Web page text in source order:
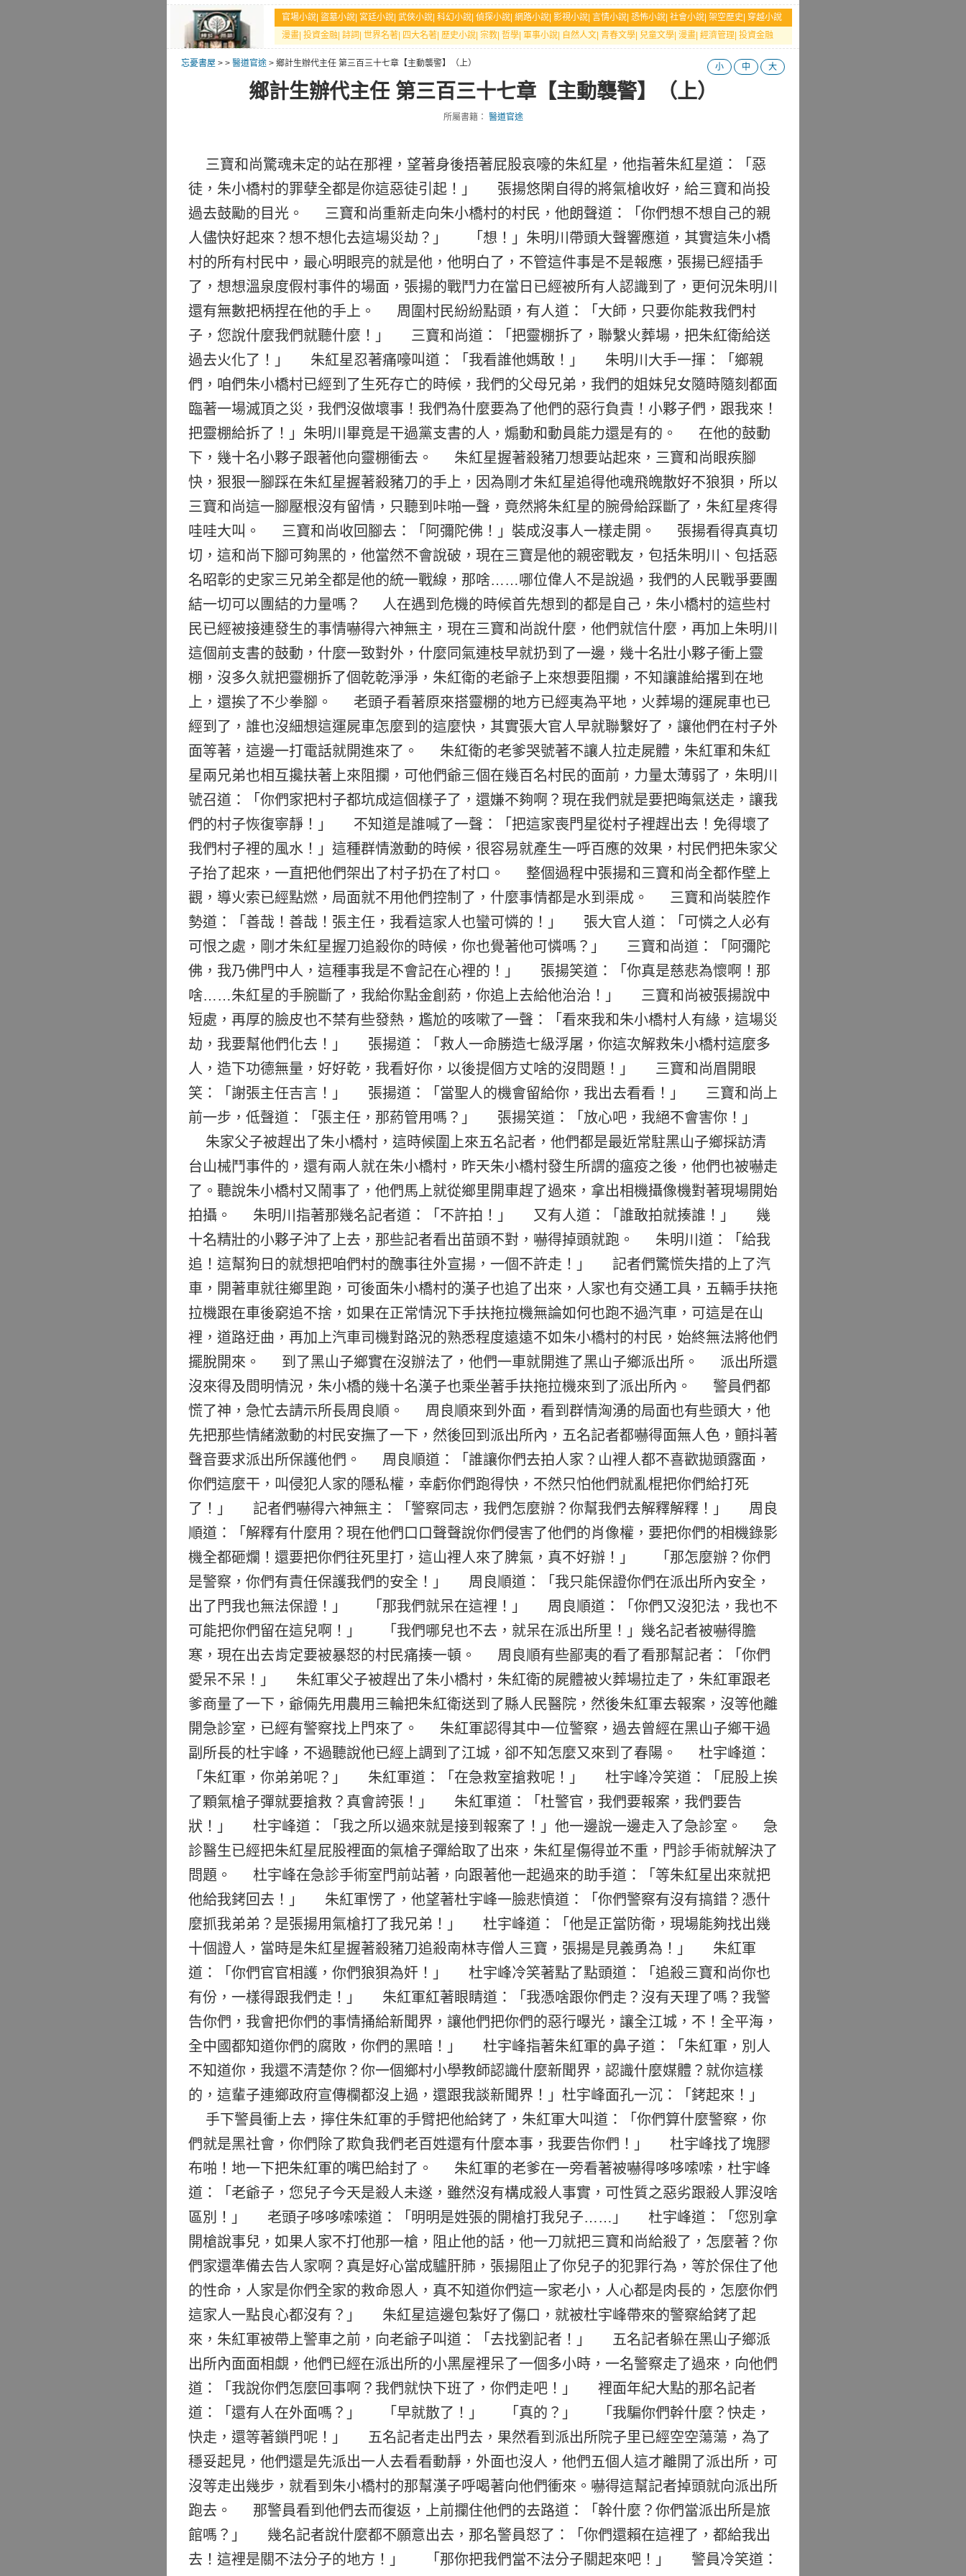
官場小說 盜墓小說 宮廷小說 武俠小說 科幻小說 偵探小說 網路小說 影視小說 言情小說 恐怖小說 社會小說 架空歷史 穿越小說
漫畫 投資金融 詩詞 世界名著 四大名著 歷史小說 宗教 哲學 軍事小說 自然人文 青春文學 兒童文學 漫畫 經濟管理 投資金融
忘憂書屋 > > 醫道官途 > 鄉計生辦代主任 第三百三十七章【主動襲警】（上） 小 中 大
鄉計生辦代主任 第三百三十七章【主動襲警】（上）
所屬書籍： 醫道官途
三寶和尚驚魂未定的站在那裡，望著身後捂著屁股哀嚎的朱紅星，他指著朱紅星道：「惡
徒，朱小橋村的罪孽全都是你這惡徒引起！」 張揚悠閑自得的將氣槍收好，給三寶和尚投
過去鼓勵的目光。 三寶和尚重新走向朱小橋村的村民，他朗聲道：「你們想不想自己的親
人儘快好起來？想不想化去這場災劫？」 「想！」朱明川帶頭大聲響應道，其實這朱小橋
村的所有村民中，最心明眼亮的就是他，他明白了，不管這件事是不是報應，張揚已經插手
了，想想溫泉度假村事件的場面，張揚的戰鬥力在當日已經被所有人認識到了，更何況朱明川
還有無數把柄捏在他的手上。 周圍村民紛紛點頭，有人道：「大師，只要你能救我們村
子，您說什麼我們就聽什麼！」 三寶和尚道：「把靈棚拆了，聯繫火葬場，把朱紅衛給送
過去火化了！」 朱紅星忍著痛嚎叫道：「我看誰他媽敢！」 朱明川大手一揮：「鄉親
們，咱們朱小橋村已經到了生死存亡的時候，我們的父母兄弟，我們的姐妹兒女隨時隨刻都面
臨著一場滅頂之災，我們沒做壞事！我們為什麼要為了他們的惡行負責！小夥子們，跟我來！
把靈棚給拆了！」朱明川畢竟是干過黨支書的人，煽動和動員能力還是有的。 在他的鼓動
下，幾十名小夥子跟著他向靈棚衝去。 朱紅星握著殺豬刀想要站起來，三寶和尚眼疾腳
快，狠狠一腳踩在朱紅星握著殺豬刀的手上，因為剛才朱紅星追得他魂飛魄散好不狼狽，所以
三寶和尚這一腳壓根沒有留情，只聽到咔啪一聲，竟然將朱紅星的腕骨給踩斷了，朱紅星疼得
哇哇大叫。 三寶和尚收回腳去：「阿彌陀佛！」裝成沒事人一樣走開。 張揚看得真真切
切，這和尚下腳可夠黑的，他當然不會說破，現在三寶是他的親密戰友，包括朱明川、包括惡
名昭彰的史家三兄弟全都是他的統一戰線，那啥……哪位偉人不是說過，我們的人民戰爭要團
結一切可以團結的力量嗎？ 人在遇到危機的時候首先想到的都是自己，朱小橋村的這些村
民已經被接連發生的事情嚇得六神無主，現在三寶和尚說什麼，他們就信什麼，再加上朱明川
這個前支書的鼓動，什麼一致對外，什麼同氣連枝早就扔到了一邊，幾十名壯小夥子衝上靈
棚，沒多久就把靈棚拆了個乾乾淨淨，朱紅衛的老爺子上來想要阻攔，不知讓誰給撂到在地
上，還挨了不少拳腳。 老頭子看著原來搭靈棚的地方已經夷為平地，火葬場的運屍車也已
經到了，誰也沒細想這運屍車怎麼到的這麼快，其實張大官人早就聯繫好了，讓他們在村子外
面等著，這邊一打電話就開進來了。 朱紅衛的老爹哭號著不讓人拉走屍體，朱紅軍和朱紅
星兩兄弟也相互攙扶著上來阻攔，可他們爺三個在幾百名村民的面前，力量太薄弱了，朱明川
號召道：「你們家把村子都坑成這個樣子了，還嫌不夠啊？現在我們就是要把晦氣送走，讓我
們的村子恢復寧靜！」 不知道是誰喊了一聲：「把這家喪門星從村子裡趕出去！免得壞了
我們村子裡的風水！」這種群情激動的時候，很容易就產生一呼百應的效果，村民們把朱家父
子抬了起來，一直把他們架出了村子扔在了村口。 整個過程中張揚和三寶和尚全都作壁上
觀，導火索已經點燃，局面就不用他們控制了，什麼事情都是水到渠成。 三寶和尚裝腔作
勢道：「善哉！善哉！張主任，我看這家人也蠻可憐的！」 張大官人道：「可憐之人必有
可恨之處，剛才朱紅星握刀追殺你的時候，你也覺著他可憐嗎？」 三寶和尚道：「阿彌陀
佛，我乃佛門中人，這種事我是不會記在心裡的！」 張揚笑道：「你真是慈悲為懷啊！那
啥……朱紅星的手腕斷了，我給你點金創葯，你追上去給他治治！」 三寶和尚被張揚說中
短處，再厚的臉皮也不禁有些發熱，尷尬的咳嗽了一聲：「看來我和朱小橋村人有緣，這場災
劫，我要幫他們化去！」 張揚道：「救人一命勝造七級浮屠，你這次解救朱小橋村這麼多
人，造下功德無量，好好乾，我看好你，以後提個方丈啥的沒問題！」 三寶和尚眉開眼
笑：「謝張主任吉言！」 張揚道：「當聖人的機會留給你，我出去看看！」 三寶和尚上
前一步，低聲道：「張主任，那葯管用嗎？」 張揚笑道：「放心吧，我絕不會害你！」
朱家父子被趕出了朱小橋村，這時候圍上來五名記者，他們都是最近常駐黑山子鄉採訪清
台山械鬥事件的，還有兩人就在朱小橋村，昨天朱小橋村發生所謂的瘟疫之後，他們也被嚇走
了。聽說朱小橋村又鬧事了，他們馬上就從鄉里開車趕了過來，拿出相機攝像機對著現場開始
拍攝。 朱明川指著那幾名記者道：「不許拍！」 又有人道：「誰敢拍就揍誰！」 幾
十名精壯的小夥子沖了上去，那些記者看出苗頭不對，嚇得掉頭就跑。 朱明川道：「給我
追！這幫狗日的就想把咱們村的醜事往外宣揚，一個不許走！」 記者們驚慌失措的上了汽
車，開著車就往鄉里跑，可後面朱小橋村的漢子也追了出來，人家也有交通工具，五輛手扶拖
拉機跟在車後窮追不捨，如果在正常情況下手扶拖拉機無論如何也跑不過汽車，可這是在山
裡，道路迂曲，再加上汽車司機對路況的熟悉程度遠遠不如朱小橋村的村民，始終無法將他們
擺脫開來。 到了黑山子鄉實在沒辦法了，他們一車就開進了黑山子鄉派出所。 派出所還
沒來得及問明情況，朱小橋的幾十名漢子也乘坐著手扶拖拉機來到了派出所內。 警員們都
慌了神，急忙去請示所長周良順。 周良順來到外面，看到群情洶湧的局面也有些頭大，他
先把那些情緒激動的村民安撫了一下，然後回到派出所內，五名記者都嚇得面無人色，顫抖著
聲音要求派出所保護他們。 周良順道：「誰讓你們去拍人家？山裡人都不喜歡拋頭露面，
你們這麼干，叫侵犯人家的隱私權，幸虧你們跑得快，不然只怕他們就亂棍把你們給打死
了！」 記者們嚇得六神無主：「警察同志，我們怎麼辦？你幫我們去解釋解釋！」 周良
順道：「解釋有什麼用？現在他們口口聲聲說你們侵害了他們的肖像權，要把你們的相機錄影
機全都砸爛！還要把你們往死里打，這山裡人來了脾氣，真不好辦！」 「那怎麼辦？你們
是警察，你們有責任保護我們的安全！」 周良順道：「我只能保證你們在派出所內安全，
出了門我也無法保證！」 「那我們就呆在這裡！」 周良順道：「你們又沒犯法，我也不
可能把你們留在這兒啊！」 「我們哪兒也不去，就呆在派出所里！」幾名記者被嚇得膽
寒，現在出去肯定要被暴怒的村民痛揍一頓。 周良順有些鄙夷的看了看那幫記者：「你們
愛呆不呆！」 朱紅軍父子被趕出了朱小橋村，朱紅衛的屍體被火葬場拉走了，朱紅軍跟老
爹商量了一下，爺倆先用農用三輪把朱紅衛送到了縣人民醫院，然後朱紅軍去報案，沒等他離
開急診室，已經有警察找上門來了。 朱紅軍認得其中一位警察，過去曾經在黑山子鄉干過
副所長的杜宇峰，不過聽說他已經上調到了江城，卻不知怎麼又來到了春陽。 杜宇峰道：
「朱紅軍，你弟弟呢？」 朱紅軍道：「在急救室搶救呢！」 杜宇峰冷笑道：「屁股上挨
了顆氣槍子彈就要搶救？真會誇張！」 朱紅軍道：「杜警官，我們要報案，我們要告
狀！」 杜宇峰道：「我之所以過來就是接到報案了！」他一邊說一邊走入了急診室。 急
診醫生已經把朱紅星屁股裡面的氣槍子彈給取了出來，朱紅星傷得並不重，門診手術就解決了
問題。 杜宇峰在急診手術室門前站著，向跟著他一起過來的助手道：「等朱紅星出來就把
他給我銬回去！」 朱紅軍愣了，他望著杜宇峰一臉悲憤道：「你們警察有沒有搞錯？憑什
麼抓我弟弟？是張揚用氣槍打了我兄弟！」 杜宇峰道：「他是正當防衛，現場能夠找出幾
十個證人，當時是朱紅星握著殺豬刀追殺南林寺僧人三寶，張揚是見義勇為！」 朱紅軍
道：「你們官官相護，你們狼狽為奸！」 杜宇峰冷笑著點了點頭道：「追殺三寶和尚你也
有份，一樣得跟我們走！」 朱紅軍紅著眼睛道：「我憑啥跟你們走？沒有天理了嗎？我警
告你們，我會把你們的事情捅給新聞界，讓他們把你們的惡行曝光，讓全江城，不！全平海，
全中國都知道你們的腐敗，你們的黑暗！」 杜宇峰指著朱紅軍的鼻子道：「朱紅軍，別人
不知道你，我還不清楚你？你一個鄉村小學教師認識什麼新聞界，認識什麼媒體？就你這樣
的，這輩子連鄉政府宣傳欄都沒上過，還跟我談新聞界！」杜宇峰面孔一沉：「銬起來！」
手下警員衝上去，擰住朱紅軍的手臂把他給銬了，朱紅軍大叫道：「你們算什麼警察，你
們就是黑社會，你們除了欺負我們老百姓還有什麼本事，我要告你們！」 杜宇峰找了塊膠
布啪！地一下把朱紅軍的嘴巴給封了。 朱紅軍的老爹在一旁看著被嚇得哆哆嗦嗦，杜宇峰
道：「老爺子，您兒子今天是殺人未遂，雖然沒有構成殺人事實，可性質之惡劣跟殺人罪沒啥
區別！」 老頭子哆哆嗦嗦道：「明明是姓張的開槍打我兒子……」 杜宇峰道：「您別拿
開槍說事兒，如果人家不打他那一槍，阻止他的話，他一刀就把三寶和尚給殺了，怎麼著？你
們家還準備去告人家啊？真是好心當成驢肝肺，張揚阻止了你兒子的犯罪行為，等於保住了他
的性命，人家是你們全家的救命恩人，真不知道你們這一家老小，人心都是肉長的，怎麼你們
這家人一點良心都沒有？」 朱紅星這邊包紮好了傷口，就被杜宇峰帶來的警察給銬了起
來，朱紅軍被帶上警車之前，向老爺子叫道：「去找劉記者！」 五名記者躲在黑山子鄉派
出所內面面相覷，他們已經在派出所的小黑屋裡呆了一個多小時，一名警察走了過來，向他們
道：「我說你們怎麼回事啊？我們就快下班了，你們走吧！」 裡面年紀大點的那名記者
道：「還有人在外面嗎？」 「早就散了！」 「真的？」 「我騙你們幹什麼？快走，
快走，還等著鎖門呢！」 五名記者走出門去，果然看到派出所院子里已經空空蕩蕩，為了
穩妥起見，他們還是先派出一人去看看動靜，外面也沒人，他們五個人這才離開了派出所，可
沒等走出幾步，就看到朱小橋村的那幫漢子呼喝著向他們衝來。嚇得這幫記者掉頭就向派出所
跑去。 那警員看到他們去而復返，上前攔住他們的去路道：「幹什麼？你們當派出所是旅
館嗎？」 幾名記者說什麼都不願意出去，那名警員怒了：「你們還賴在這裡了，都給我出
去！這裡是關不法分子的地方！」 「那你把我們當不法分子關起來吧！」 警員冷笑道：